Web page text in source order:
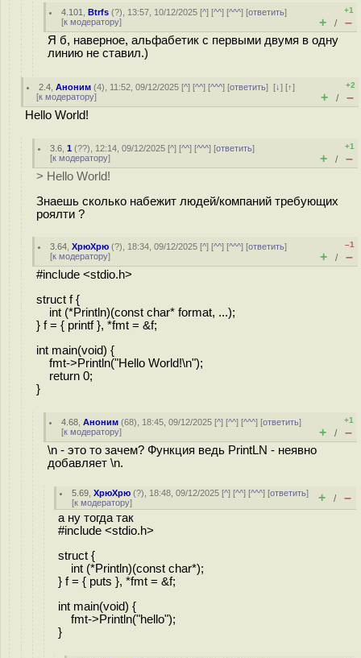
4.101 ,Btrfs (?), 13:57, 10/12/2025 [^] [^^] [^^^] [ответить]
[к модератору]
+1
+ / –
Я б, наверное, альфабетик с первыми двумя в одну
линию не ставил.)
2.4 ,Аноним (4), 11:52, 09/12/2025 [^] [^^] [^^^] [ответить][↓] [↑]
[к модератору]
+2
+ / –
Hello World!
3.6 ,1 (??), 12:14, 09/12/2025 [^] [^^] [^^^] [ответить]
[к модератору]
+1
+ / –
> Hello World!
Знаешь сколько набежит людей/компаний требующих
роялти ?
3.64 ,ХрюХрю (?), 18:34, 09/12/2025 [^] [^^] [^^^] [ответить]
[к модератору]
–1
+ / –
#include <stdio.h>
struct f {
int (*Println)(const char* format, ...);
} f = { printf }, *fmt = &f;
int main(void) {
fmt->Println("Hello World!\n");
return 0;
}
4.68 ,Аноним (68), 18:45, 09/12/2025 [^] [^^] [^^^] [ответить]
[к модератору]
+1
+ / –
\n - это то зачем? Функция ведь PrintLN - неявно
добавляет \n.
5.69 ,ХрюХрю (?), 18:48, 09/12/2025 [^] [^^] [^^^] [ответить]
[к модератору] + / –
а ну тогда так
#include <stdio.h>
struct {
int (*Println)(const char*);
} f = { puts }, *fmt = &f;
int main(void) {
fmt->Println("hello");
}